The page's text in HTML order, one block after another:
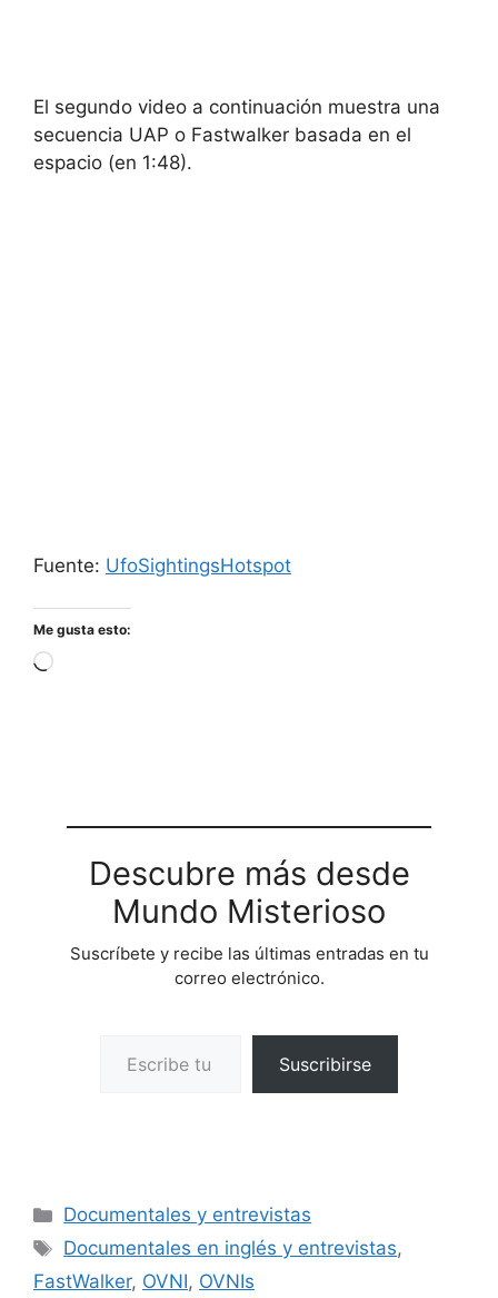
El segundo video a continuación muestra una
secuencia UAP o Fastwalker basada en el
espacio (en 1:48).
Fuente: UfoSightingsHotspot
Me gusta esto:
Cargando...
Descubre más desde
Mundo Misterioso
Suscríbete y recibe las últimas entradas en tu
correo electrónico.
Suscribirse
Categorías
Documentales y entrevistas
Etiquetas
Documentales en inglés y entrevistas,
FastWalker, OVNI, OVNIs